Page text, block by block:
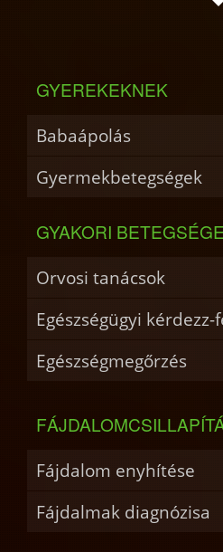
GYEREKEKNEK
Babaápolás
Gyermekbetegségek
GYAKORI
Orvosi tanácsok
Egészségügyi kérdezz-
Egészségmegőrzés
Fájdalom enyhítése
Fájdalmak diagnózisa